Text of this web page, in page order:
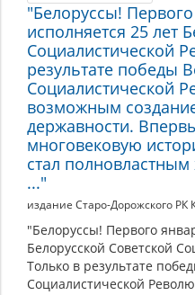
"Белоруссы!
исполняется 25 лет
Социалистической
результате победы
Социалистической
возможным
державности.
многовековую
стал
..."
издание Старо-Дорожского РК
"Белоруссы! Первого
Белорусской Советской
Только в результате
Социалистической